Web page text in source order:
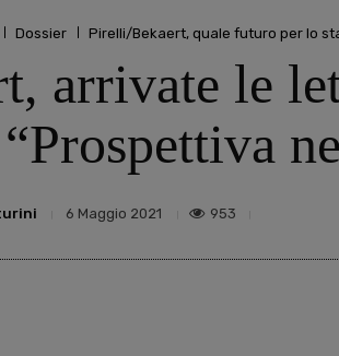
Dossier Pirelli/Bekaert, quale futuro per lo
arrivate le
6 Maggio 2021 953